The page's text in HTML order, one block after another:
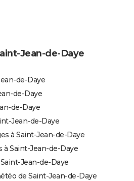
Jean-de-Daye
de-Daye
de-Daye
de-Daye
Jean-de-Daye
à Saint-Jean-de-Daye
à Saint-Jean-de-Daye
Jean-de-Daye
de Saint-Jean-de-Daye